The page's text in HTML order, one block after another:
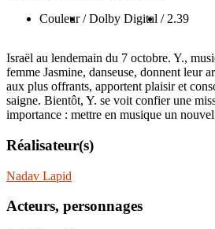
Couleur / Dolby Digital / 2.39
Israël au lendemain du 7 octobre. Y.,
femme Jasmine, danseuse, donnent leur
aux plus offrants, apportent plaisir et
saigne. Bientôt, Y. se voit confier une
importance : mettre en musique un
Réalisateur(s)
Nadav Lapid
Acteurs, personnages